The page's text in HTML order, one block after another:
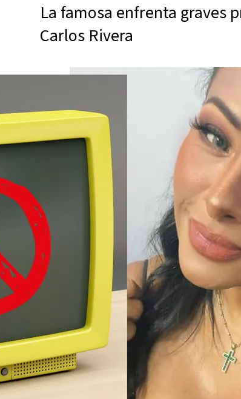
La famosa enfrenta graves
Carlos Rivera